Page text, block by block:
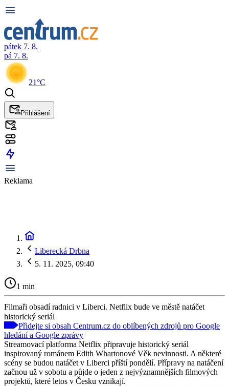
pátek 7. 8.
pá 7. 8.
21°C
Přihlášení
Reklama
Liberecká Drbna
5. 11. 2025, 09:40
1 min
Filmaři obsadí radnici v Liberci. Netflix bude ve městě natáčet
historický seriál
Přidejte si obsah Centrum.cz do oblíbených zdrojů pro Google
hledání a Google zprávy
Streamovací platforma Netflix připravuje historický seriál
inspirovaný románem Edith Whartonové Věk nevinnosti. A některé
scény se budou natáčet v Liberci příští pondělí. Přípravy na natáčení
začnou už v sobotu a půjde o jeden z nejvýznamnějších filmových
projektů, které letos v Česku vznikají.